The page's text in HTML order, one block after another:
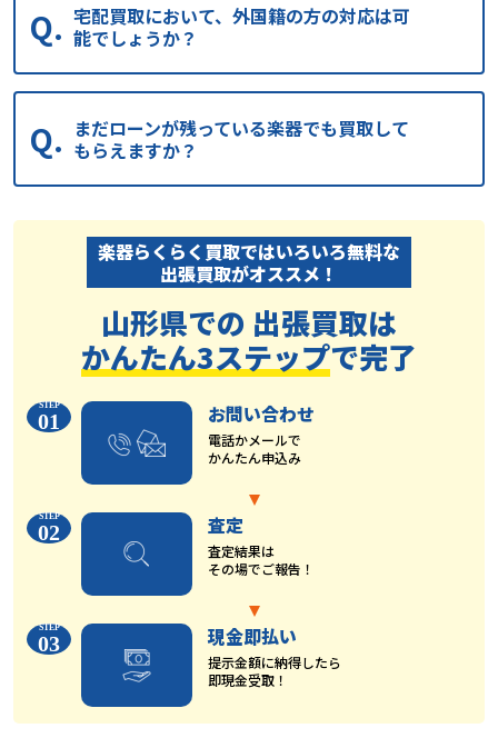
宅配買取において、外国籍の方の対応は可
能でしょうか？
まだローンが残っている楽器でも買取して
もらえますか？
楽器らくらく買取ではいろいろ無料な
出張買取がオススメ！
山形県での 出張買取は
かんたん3ステップで完了
01 お問い合わせ
電話かメールで
かんたん申込み
02 査定
査定結果は
その場でご報告！
03 現金即払い
提示金額に納得したら
即現金受取！